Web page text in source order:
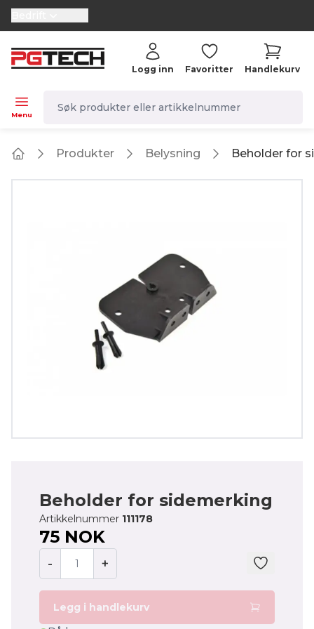
selector.vat
Menu
Logg inn Favoritter Handlekurv
Produkter Belysning Beholder for
Beholder for sidemerking
Artikkelnummer 111178
75 NOK
- +
Legg i handlekurv